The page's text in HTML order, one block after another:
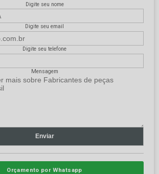
Digite seu nome
Digite seu email
Digite seu telefone
Mensagem
Orçamento por Whatsapp